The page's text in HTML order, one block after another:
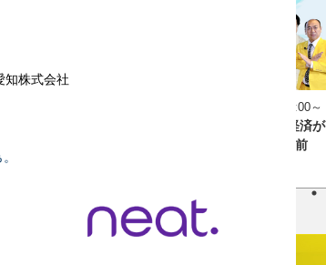
知株式会社
2026年8月11日（火・祝）昼12:00～
日経スペシャル 最新技術で経済が
動く！クイズ X年後の当たり前